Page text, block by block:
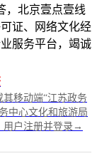
，北京壹点壹线
证、网络文化经
服务平台，竭诚
移动端“江苏政务
中心文化和旅游局
用户注册并登录→